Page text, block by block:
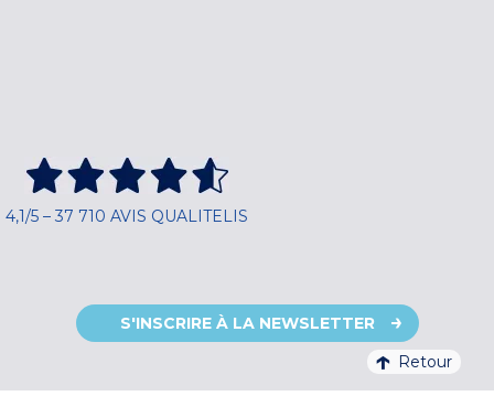
4,1/5 – 37 710 AVIS QUALITELIS
S'INSCRIRE À LA NEWSLETTER
Retour